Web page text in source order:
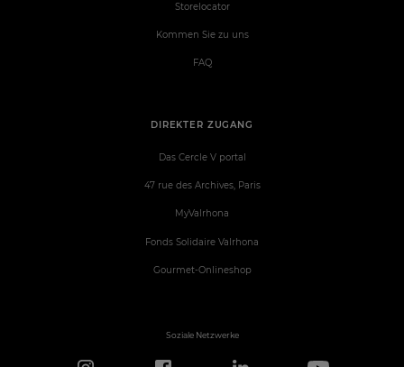
DIREKTER ZUGANG
Das Cercle V portal
47 rue des Archives, Paris
MyValrhona
Fonds Solidaire Valrhona
Gourmet-Onlineshop
Storelocator
Kommen Sie zu uns
FAQ
Soziale Netzwerke